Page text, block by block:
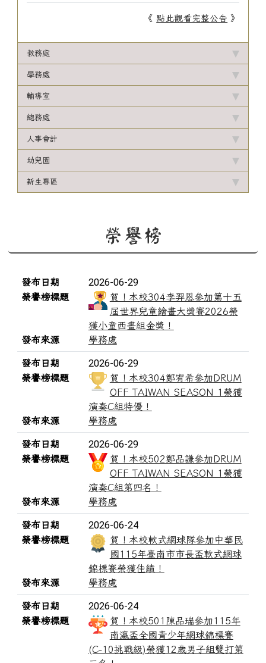
《點此觀看完整公告 》
教務處
學務處
輔導室
總務處
人事會計
幼兒園
新生專區
榮譽榜
榮譽榜列表
發布日期 2026-06-29
榮譽榜標題
賀！本校304李羿恩參加第十五
屆世界兒童繪畫大獎賽2026榮
獲小童西畫組金獎！
發布來源
學務處
發布日期 2026-06-29
榮譽榜標題
賀！本校304鄭宥希參加DRUM
OFF TAIWAN SEASON 1榮獲
演奏C組特優！
發布來源
學務處
發布日期 2026-06-29
榮譽榜標題
賀！本校502鄭品謙參加DRUM
OFF TAIWAN SEASON 1榮獲
演奏C組第四名！
發布來源
學務處
發布日期 2026-06-24
榮譽榜標題
賀！本校軟式網球隊參加中華民
國115年臺南市市長盃軟式網球
錦標賽榮獲佳績！
發布來源
學務處
發布日期 2026-06-24
榮譽榜標題
賀！本校501陳品瑞參加115年
南瀛盃全國青少年網球錦標賽
(C-10挑戰級)榮獲12歲男子組雙打第